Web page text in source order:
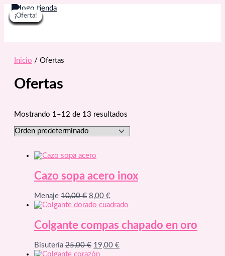
al
contenido
Inicio / Ofertas
Ofertas
Mostrando 1–12 de 13 resultados
¡Oferta!
Cazo sopa acero inox
Menaje 10,00€ El
precio
era:
10,00 €.
8,00 €
precio
es:
8,00 €.
¡Oferta!
Colgante compas chapado en oro
Bisutería 25,00€ El
precio
19,00 €El
¡Oferta!
¡Oferta!
¡Oferta!
¡Oferta!
¡Oferta!
¡Oferta!
¡Oferta!
¡Oferta!
¡Oferta!
¡Oferta!